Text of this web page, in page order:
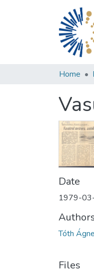
Home
Date
1979-
Tóth
Files